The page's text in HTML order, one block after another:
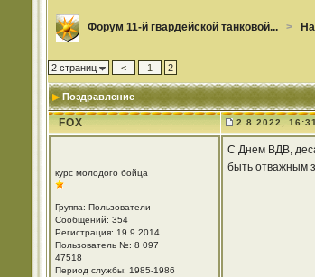
Форум 11-й гвардейской танковой... >
2 страниц < 1 2
Поздравление
FOX 2.8.2022, 16:31
курс молодого бойца
Группа: Пользователи
Сообщений: 354
Регистрация: 19.9.2014
Пользователь №: 8 097
47518
Период службы: 1985-1986
С Днем ВДВ,
быть отважным